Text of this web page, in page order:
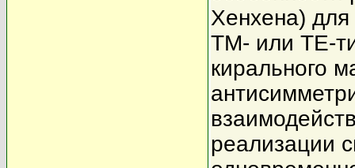
Хенхена)
TM- или TE-
кирального
реализации